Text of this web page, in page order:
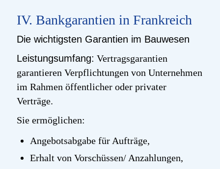
IV. Bankgarantien in Frankreich
Die wichtigsten Garantien im Bauwesen
Leistungsumfang: Vertragsgarantien
garantieren Verpflichtungen von Unternehmen
im Rahmen öffentlicher oder privater
Verträge.
Sie ermöglichen:
Angebotsabgabe für Aufträge,
Erhalt von Vorschüssen/ Anzahlungen,